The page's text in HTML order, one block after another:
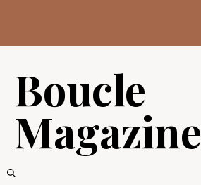
contenu
Boucle
Magazine